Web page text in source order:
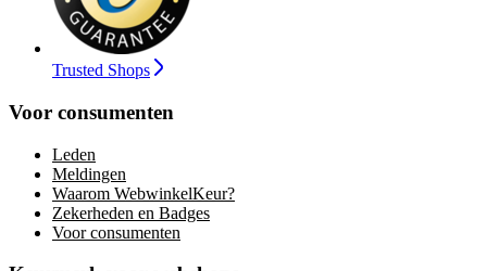
Trusted Shops
Voor consumenten
Leden
Meldingen
Waarom WebwinkelKeur?
Zekerheden en Badges
Voor consumenten